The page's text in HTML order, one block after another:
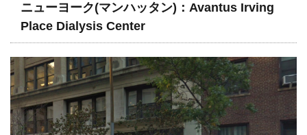
ニューヨーク(マンハッタン)：Avantus Irving
Place Dialysis Center